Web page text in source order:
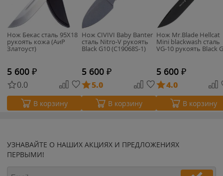
Нож Бекас сталь 95Х18
рукоять кожа (АиР
Златоуст)
5 600 ₽
0.0
В корзину
Нож CIVIVI Baby Banter
сталь Nitro-V рукоять
Black G10 (C19068S-1)
5 600 ₽
5.0
В корзину
Нож Mr.Blade Hellcat
Mini blackwash сталь
VG-10 рукоять Black
5 600 ₽
4.0
В корзину
УЗНАВАЙТЕ О НАШИХ АКЦИЯХ И ПРЕДЛОЖЕНИЯХ
ПЕРВЫМИ!